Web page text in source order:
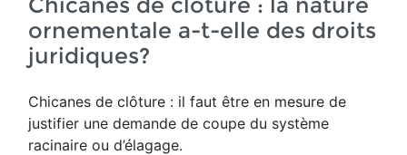
ornementale a-t-elle des droits
juridiques?
Chicanes de clôture : il faut être en mesure de
justifier une demande de coupe du système
racinaire ou d’élagage.